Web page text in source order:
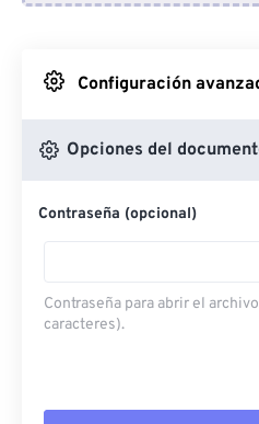
Desde
Desde
Desde URL
Configuración
Opciones del
Contraseña (opcional)
Contraseña para abrir el
caracteres).